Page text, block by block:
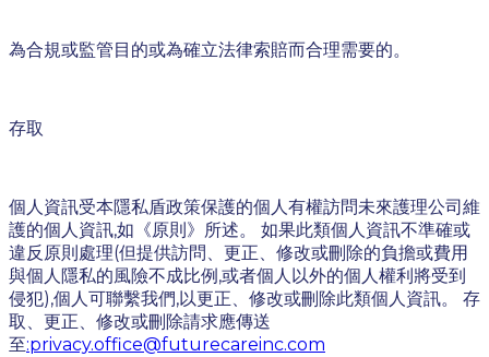
為合規或監管目的或為確立法律索賠而合理需要的。
存取
個人資訊受本隱私盾政策保護的個人有權訪問未來護理公司維
護的個人資訊,如《原則》所述。 如果此類個人資訊不準確或
違反原則處理(但提供訪問、更正、修改或刪除的負擔或費用
與個人隱私的風險不成比例,或者個人以外的個人權利將受到
侵犯),個人可聯繫我們,以更正、修改或刪除此類個人資訊。 存
取、更正、修改或刪除請求應傳送
至:privacy.office@futurecareinc.com